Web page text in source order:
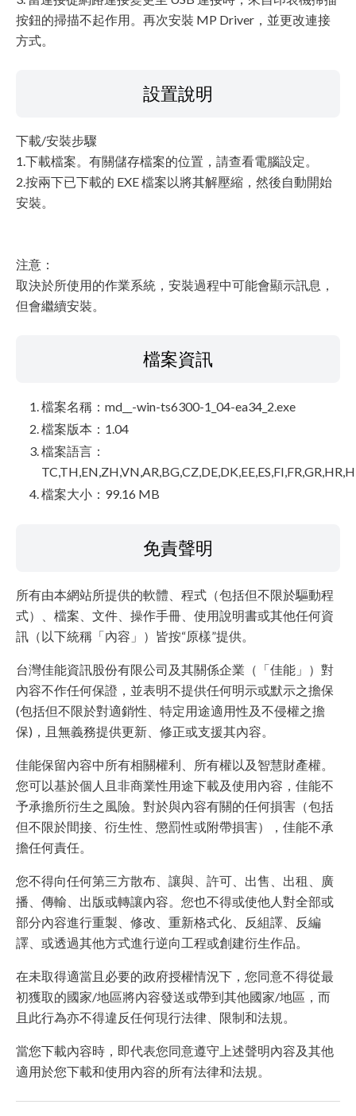
按鈕的掃描不起作用。再次安裝 MP Driver，並更改連接
方式。
設置說明
下載/安裝步驟
1.下載檔案。有關儲存檔案的位置，請查看電腦設定。
2.按兩下已下載的 EXE 檔案以將其解壓縮，然後自動開始
安裝。
注意：
取決於所使用的作業系統，安裝過程中可能會顯示訊息，
但會繼續安裝。
檔案資訊
檔案名稱：md__-win-ts6300-1_04-ea34_2.exe
檔案版本：1.04
檔案語言：
檔案大小：99.16 MB
免責聲明
所有由本網站所提供的軟體、程式（包括但不限於驅動程
式）、檔案、文件、操作手冊、使用說明書或其他任何資
訊（以下統稱「內容」）皆按“原樣”提供。
台灣佳能資訊股份有限公司及其關係企業（「佳能」）對
內容不作任何保證，並表明不提供任何明示或默示之擔保
(包括但不限於對適銷性、特定用途適用性及不侵權之擔
保)，且無義務提供更新、修正或支援其內容。
佳能保留內容中所有相關權利、所有權以及智慧財產權。
您可以基於個人且非商業性用途下載及使用內容，佳能不
予承擔所衍生之風險。對於與內容有關的任何損害（包括
但不限於間接、衍生性、懲罰性或附帶損害），佳能不承
擔任何責任。
您不得向任何第三方散布、讓與、許可、出售、出租、廣
播、傳輸、出版或轉讓內容。您也不得或使他人對全部或
部分內容進行重製、修改、重新格式化、反組譯、反編
譯、或透過其他方式進行逆向工程或創建衍生作品。
在未取得適當且必要的政府授權情況下，您同意不得從最
初獲取的國家/地區將內容發送或帶到其他國家/地區，而
且此行為亦不得違反任何現行法律、限制和法規。
當您下載內容時，即代表您同意遵守上述聲明內容及其他
適用於您下載和使用內容的所有法律和法規。